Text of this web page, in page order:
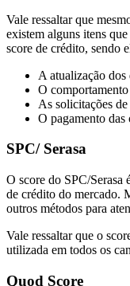
Vale ressaltar que
existem alguns itens
score de crédito, sendo
A atualização dos
O comportamento
As solicitações
O pagamento das
SPC/ Serasa
O score do SPC/Serasa
de crédito do mercado.
outros métodos para
Vale ressaltar que o
utilizada em todos os
Quod Score